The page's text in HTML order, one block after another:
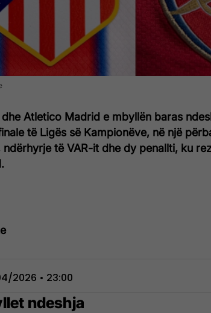
Atletico Madrid e mbyllën baras
të Ligës së Kampionëve, në një
ndërhyrje të VAR-it dhe dy penallti, ku
2026 • 23:00
ndeshja